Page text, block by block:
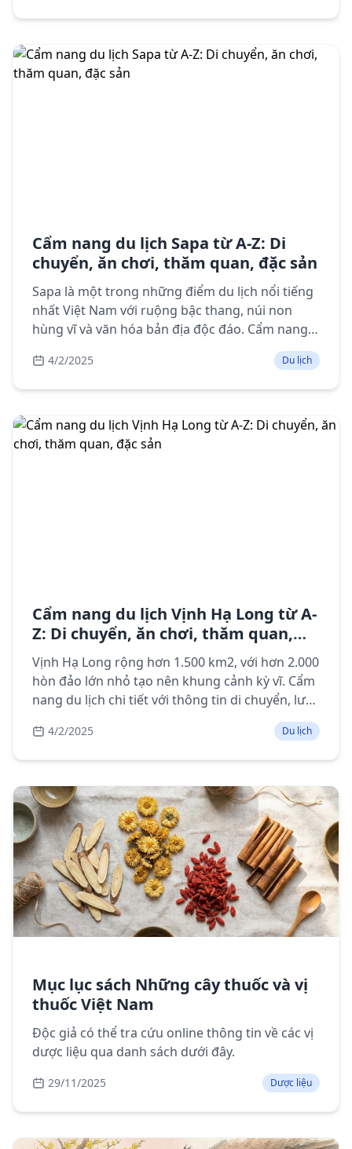
lưu ý khi du lịch Mai Châu.
Cẩm nang du lịch Sapa từ A-Z: Di
chuyển, ăn chơi, thăm quan, đặc sản
Sapa là một trong những điểm du lịch nổi tiếng
nhất Việt Nam với ruộng bậc thang, núi non
hùng vĩ và văn hóa bản địa độc đáo. Cẩm nang
du lịch chi tiết với thông tin di chuyển, lưu trú,
điểm tham quan, ẩm thực và lưu ý khi du lịch
Sapa.
4/2/2025 Du lịch
Cẩm nang du lịch Vịnh Hạ Long từ A-
Z: Di chuyển, ăn chơi, thăm quan,
đặc sản
Vịnh Hạ Long rộng hơn 1.500 km2, với hơn 2.000
hòn đảo lớn nhỏ tạo nên khung cảnh kỳ vĩ. Cẩm
nang du lịch chi tiết với thông tin di chuyển, lưu
trú, điểm tham quan, ẩm thực và lưu ý khi du
lịch Vịnh Hạ Long.
4/2/2025 Du lịch
Mục lục sách Những cây thuốc và vị
thuốc Việt Nam
Độc giả có thể tra cứu online thông tin về các vị
dược liệu qua danh sách dưới đây.
29/11/2025 Dược liệu